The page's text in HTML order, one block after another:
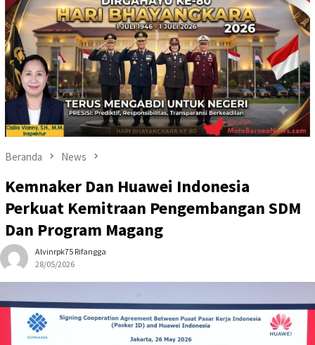
Beranda News
Kemnaker Dan Huawei Indonesia
Perkuat Kemitraan Pengembangan SDM
Dan Program Magang
Alvinrpk75 Rifangga
28/05/2026